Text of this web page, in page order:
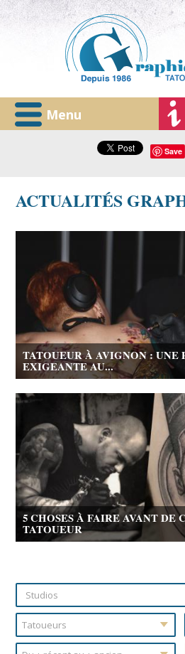
Menu
Save
ACTUALITÉS
TATOUEUR À AVIGNON : UNE
EXIGEANTE AU...
5 CHOSES À FAIRE AVANT DE
TATOUEUR